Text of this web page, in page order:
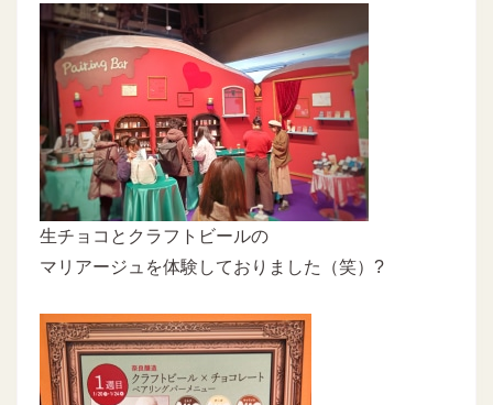
生チョコとクラフトビールの
マリアージュを体験しておりました（笑）?